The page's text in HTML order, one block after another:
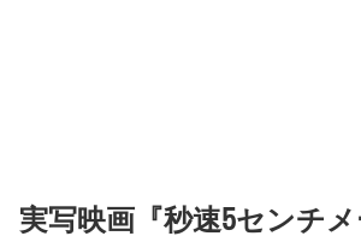
実写映画『秒速5センチ